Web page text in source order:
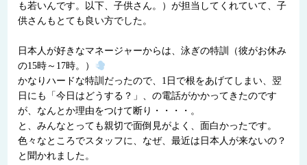
も若いんです。以下、子供さん。）が担当してくれていて、子
供さんもとても良い方でした。
日本人が好きなマネージャーからは、泳ぎの特訓（彼がお休み
の15時～17時。）
かなりハードな特訓だったので、1日で根をあげてしまい、翌
日にも「今日はどうする？」、の電話がかかってきたのです
が、なんとか理由をつけて断り・・・・。
と、みんなとっても親切で面倒見がよく、面白かったです。
色々なところでスタッフに、なぜ、最近は日本人が来ないの？
と聞かれました。